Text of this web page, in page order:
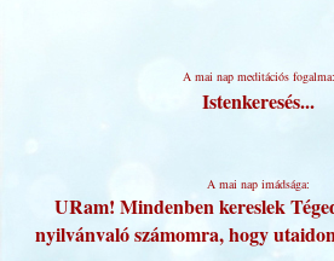
A mai nap meditációs fogalma:
Istenkeresés...
A mai nap imádsága:
URam! Mindenben kereslek
nyilvánvaló számomra, hogy